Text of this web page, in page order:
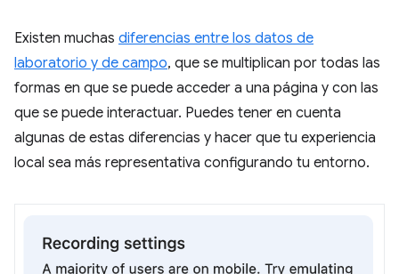
Existen muchas diferencias entre los datos de
laboratorio y de campo, que se multiplican por todas las
formas en que se puede acceder a una página y con las
que se puede interactuar. Puedes tener en cuenta
algunas de estas diferencias y hacer que tu experiencia
local sea más representativa configurando tu entorno.